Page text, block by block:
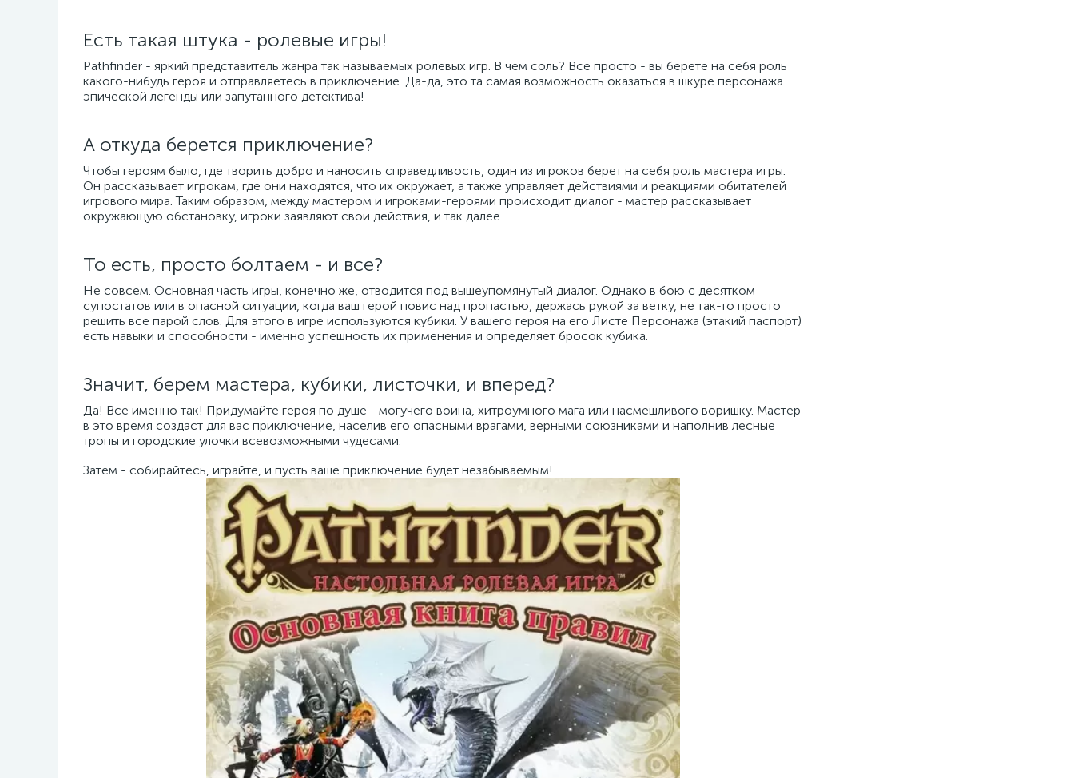
Есть такая штука - ролевые игры!
Pathfinder - яркий представитель жанра так называемых ролевых игр. В чем соль? Все просто - вы берете на себя роль
какого-нибудь героя и отправляетесь в приключение. Да-да, это та самая возможность оказаться в шкуре персонажа
эпической легенды или запутанного детектива!
А откуда берется приключение?
Чтобы героям было, где творить добро и наносить справедливость, один из игроков берет на себя роль мастера игры.
Он рассказывает игрокам, где они находятся, что их окружает, а также управляет действиями и реакциями обитателей
игрового мира. Таким образом, между мастером и игроками-героями происходит диалог - мастер рассказывает
окружающую обстановку, игроки заявляют свои действия, и так далее.
То есть, просто болтаем - и все?
Не совсем. Основная часть игры, конечно же, отводится под вышеупомянутый диалог. Однако в бою с десятком
супостатов или в опасной ситуации, когда ваш герой повис над пропастью, держась рукой за ветку, не так-то просто
решить все парой слов. Для этого в игре используются кубики. У вашего героя на его Листе Персонажа (этакий паспорт)
есть навыки и способности - именно успешность их применения и определяет бросок кубика.
Значит, берем мастера, кубики, листочки, и вперед?
Да! Все именно так! Придумайте героя по душе - могучего воина, хитроумного мага или насмешливого воришку. Мастер
в это время создаст для вас приключение, населив его опасными врагами, верными союзниками и наполнив лесные
тропы и городские улочки всевозможными чудесами.
Затем - собирайтесь, играйте, и пусть ваше приключение будет незабываемым!